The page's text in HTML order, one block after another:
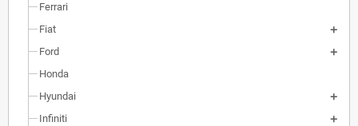
Ferrari
Fiat
Ford
Honda
Hyundai
Infiniti